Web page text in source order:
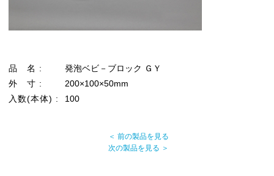
品 名 :
発泡ベビ－ブロック ＧＹ
外 寸 :
200×100×50mm
入数(本体) :
100
＜ 前の製品を見る
次の製品を見る ＞